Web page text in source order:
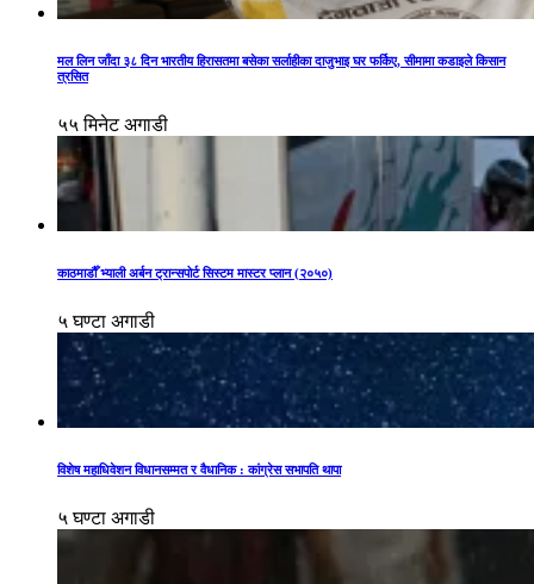
मल लिन जाँदा ३८ दिन भारतीय हिरासतमा बसेका सर्लाहीका दाजुभाइ घर फर्किए, सीमामा कडाइले किसान
त्रसित
५५ मिनेट अगाडी
काठमाडौँ भ्याली अर्बन ट्रान्सपोर्ट सिस्टम मास्टर प्लान (२०५०)
५ घण्टा अगाडी
विशेष महाधिवेशन विधानसम्मत र वैधानिक : कांग्रेस सभापति थापा
५ घण्टा अगाडी